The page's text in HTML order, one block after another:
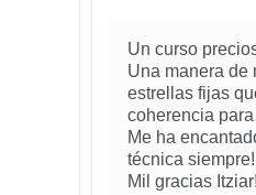
Un curso
Una manera de
estrellas fijas
coherencia para
Me ha
técnica siempre!
Mil gracias